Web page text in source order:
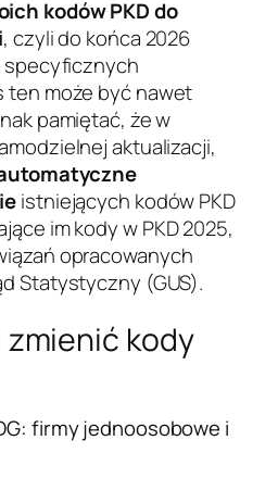
kodów PKD do
, czyli do końca 2026
specyficznych
ten może być nawet
pamiętać, że w
aktualizacji,
istniejących kodów PKD
im kody w PKD 2025,
opracowanych
Statystyczny (GUS).
zmienić kody
firmy jednoosobowe i